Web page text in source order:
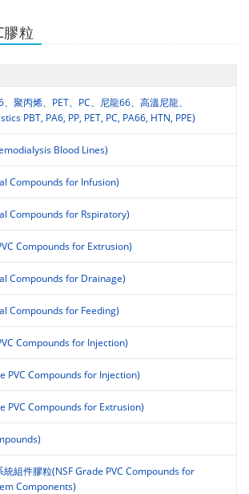
膠粒
聚丙烯、PET、PC、尼龍66、高溫尼龍、
PBT, PA6, PP, PET, PC, PA66, HTN, PPE)
Blood Lines)
Compounds for Infusion)
Compounds for Rspiratory)
Compounds for Extrusion)
Compounds for Drainage)
Compounds for Feeding)
Compounds for Injection)
PVC Compounds for Injection)
PVC Compounds for Extrusion)
統組件膠粒(NSF Grade PVC Compounds for
Components)